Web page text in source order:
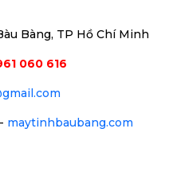
Bàng, TP Hồ Chí Minh
060 616
- maytinhbaubang.com